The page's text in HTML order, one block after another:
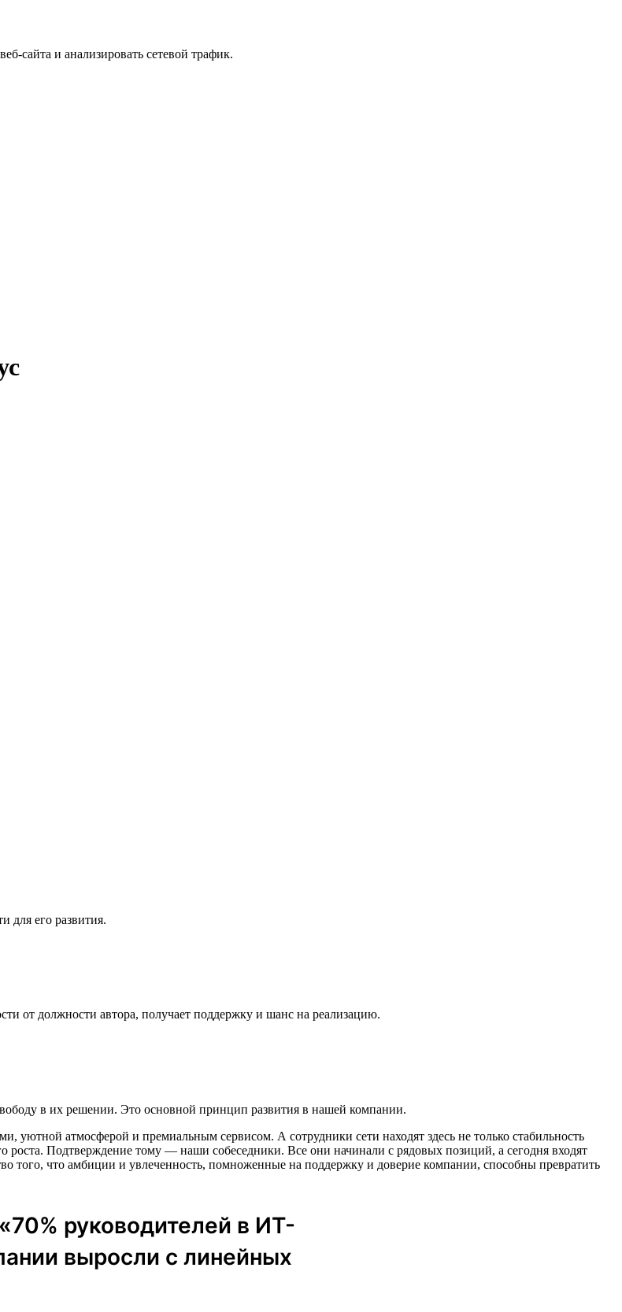
сайта и анализировать сетевой трафик.
для его развития.
от должности автора, получает поддержку и шанс на реализацию.
в их решении. Это основной принцип развития в нашей компании.
уютной атмосферой и премиальным сервисом. А сотрудники сети находят здесь не только стабильность
роста. Подтверждение тому — наши собеседники. Все они начинали с рядовых позиций, а сегодня входят
того, что амбиции и увлеченность, помноженные на поддержку и доверие компании, способны превратить
руководителей в ИТ-
выросли с линейных